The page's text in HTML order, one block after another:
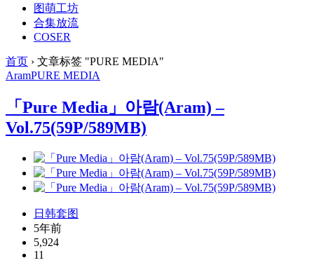
图萌工坊
合集放流
COSER
首页 › 文章标签 "PURE MEDIA"
AramPURE MEDIA
「Pure Media」아람(Aram) –
Vol.75(59P/589MB)
日韩套图
5年前
5,924
11